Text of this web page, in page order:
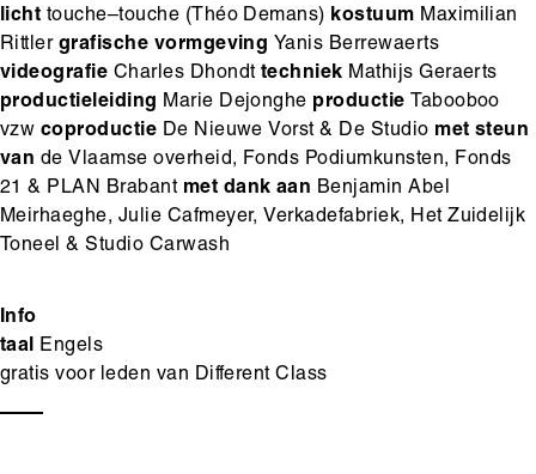
licht touche–touche (Théo Demans) kostuum Maximilian
Rittler grafische vormgeving Yanis Berrewaerts
videografie Charles Dhondt techniek Mathijs Geraerts
productieleiding Marie Dejonghe productie Tabooboo
vzw coproductie De Nieuwe Vorst & De Studio met steun
van de Vlaamse overheid, Fonds Podiumkunsten, Fonds
21 & PLAN Brabant met dank aan Benjamin Abel
Meirhaeghe, Julie Cafmeyer, Verkadefabriek, Het Zuidelijk
Toneel & Studio Carwash
Info
taal Engels
gratis voor leden van Different Class